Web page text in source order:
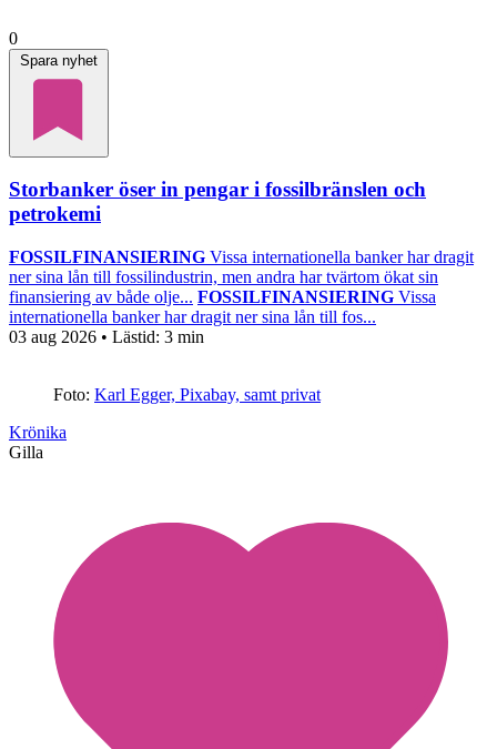
0
Spara nyhet
Storbanker öser in pengar i fossilbränslen och
petrokemi
FOSSILFINANSIERING Vissa internationella banker har dragit
ner sina lån till fossilindustrin, men andra har tvärtom ökat sin
finansiering av både olje... FOSSILFINANSIERING Vissa
internationella banker har dragit ner sina lån till fos...
03 aug 2026 • Lästid: 3 min
Foto: Karl Egger, Pixabay, samt privat
Krönika
Gilla